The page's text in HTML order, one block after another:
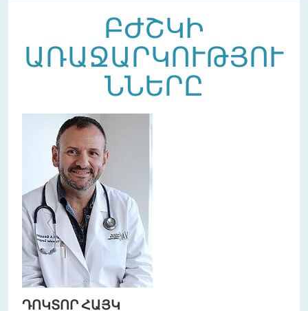
ԲԺՇԿԻ
ԱՌԱՋԱՐԿՈՒԹՅՈՒ
ՆՆԵՐԸ
ԴՈԿՏՈՐ ՀԱՅԿ